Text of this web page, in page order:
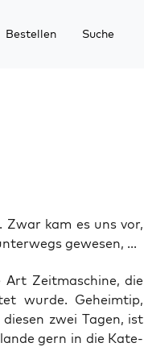
Bestellen Suche
kam es uns vor,
gewesen, ...
Zeit­ma­schi­ne, die
wur­de. Geheim­tip,
zwei Tagen, ist
gern in die Kate­